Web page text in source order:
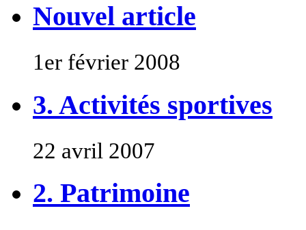
Nouvel article
1er février 2008
3. Activités sportives
22 avril 2007
2. Patrimoine